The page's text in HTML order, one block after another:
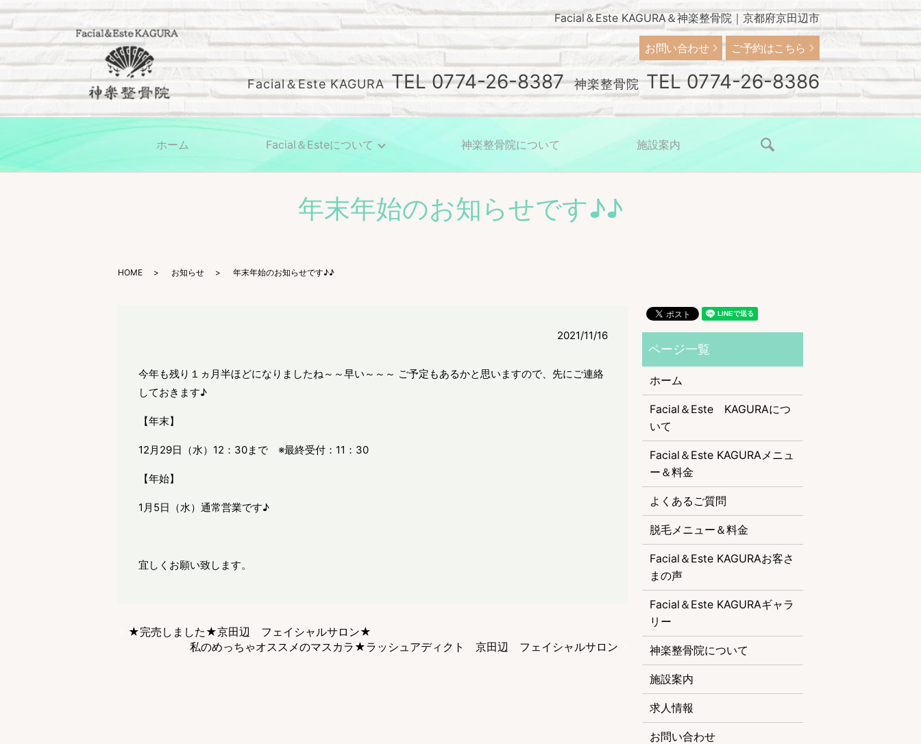
Facial＆Este KAGURA＆神楽整骨院｜京都府京田辺市
お問い合わせ ご予約はこちら
Facial＆Este KAGURA TEL0774-26-8387 神楽整骨院 TEL0774-26-8386
ホーム Facial＆Esteについて 神楽整骨院について 施設案内
年末年始のお知らせです♪♪
HOME お知らせ 年末年始のお知らせです♪♪
2021/11/16
今年も残り１ヵ月半ほどになりましたね～～早い～～～ ご予定もあるかと思いますので、先にご連絡
しておきます♪
【年末】
12月29日（水）12：30まで ※最終受付：11：30
【年始】
1月5日（水）通常営業です♪
宜しくお願い致します。
★完売しました★京田辺 フェイシャルサロン★
私のめっちゃオススメのマスカラ★ラッシュアディクト 京田辺 フェイシャルサロン
ホーム
Facial＆Este KAGURAにつ
いて
Facial＆Este KAGURAメニュ
ー＆料金
よくあるご質問
脱毛メニュー＆料金
Facial＆Este KAGURAお客さ
まの声
Facial＆Este KAGURAギャラ
リー
神楽整骨院について
施設案内
求人情報
お問い合わせ